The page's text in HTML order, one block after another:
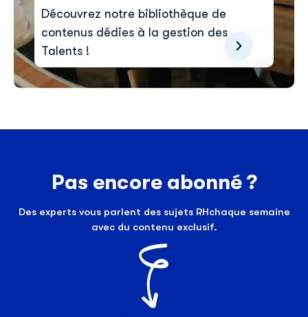
pouvez vous désinscrire à tout moment. Pour plus de
détails, consultez notre politique de confidentialité
Découvrez notre bibliothèque de
contenus dédies à la gestion des
Talents !
Pas encore abonné ?
Des experts vous parlent des sujets RHchaque semaine
avec du contenu exclusif.